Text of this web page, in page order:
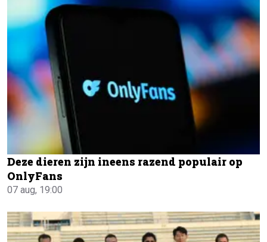
Deze dieren zijn ineens razend populair op
OnlyFans
07 aug, 19:00